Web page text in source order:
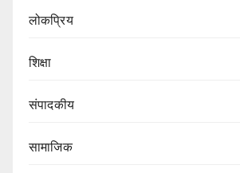
लोकप्रिय
शिक्षा
संपादकीय
सामाजिक